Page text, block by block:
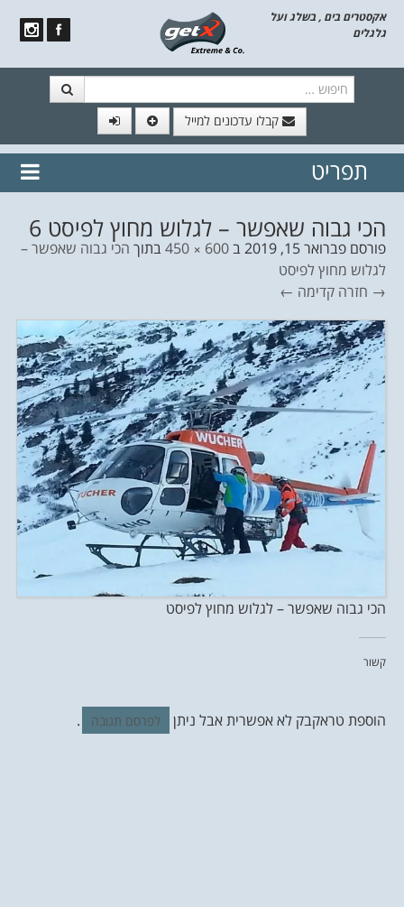
אקסטרים בים , בשלג ועל
גלגלים
קבלו עדכונים למייל
// הצטרף לרשימת תפוצה!
נשמח
תפריט
הכי גבוה שאפשר – לגלוש מחוץ לפיסט 6
פורסם פברואר 15, 2019 ב600 × 450 בתוך הכי גבוה שאפשר –
לגלוש מחוץ לפיסט
→ חזרה קדימה ←
הכי גבוה שאפשר – לגלוש מחוץ לפיסט
קשור
הוספת טראקבק לא אפשרית אבל ניתן לפרסם תגובה .